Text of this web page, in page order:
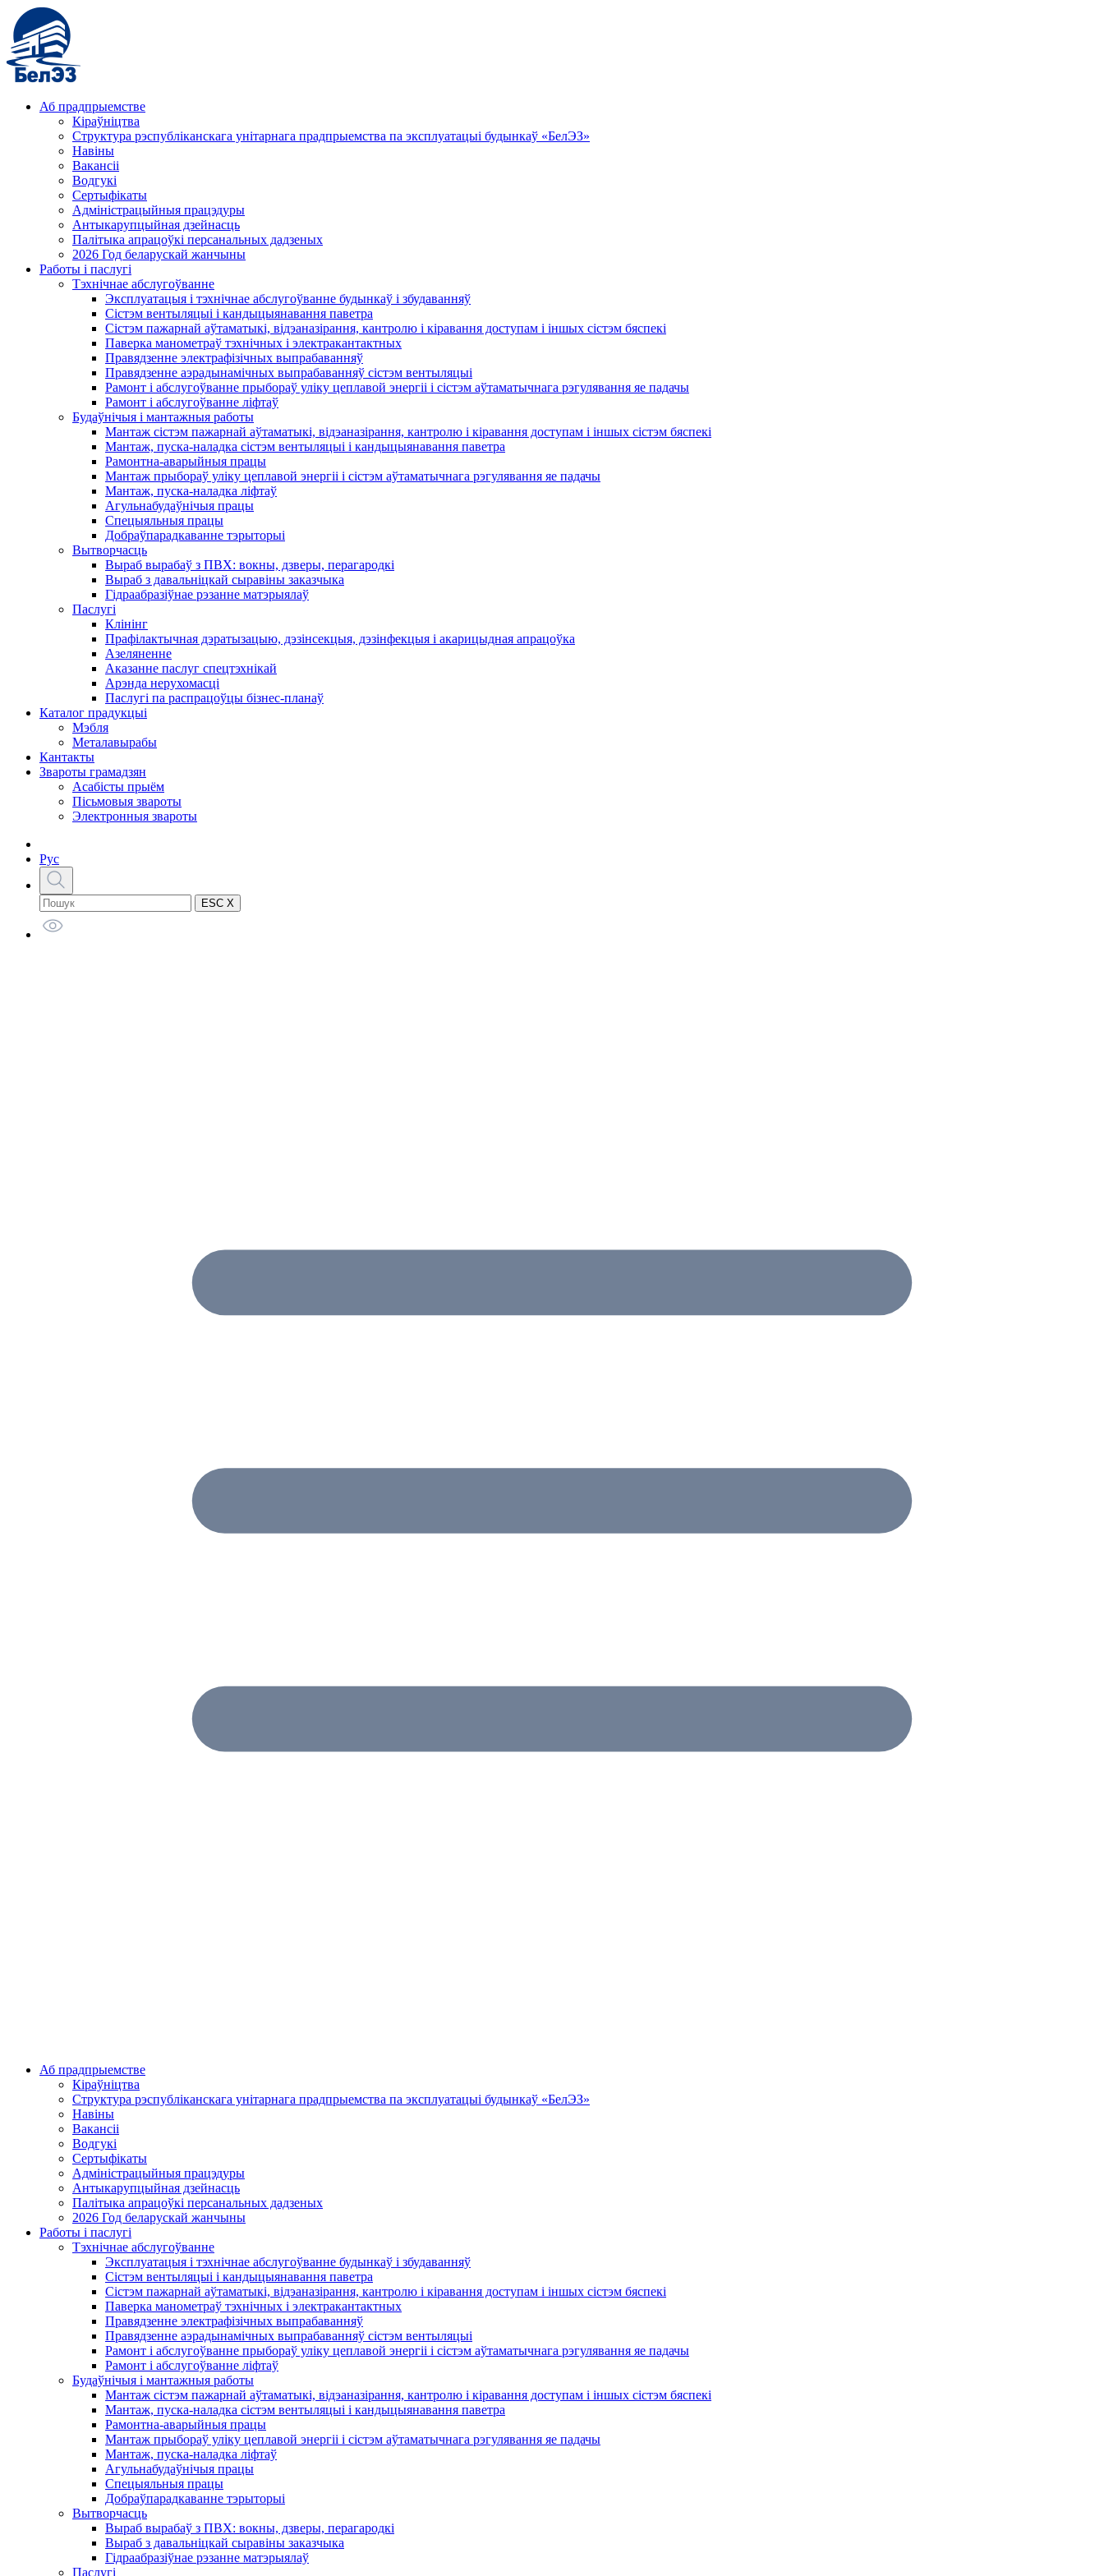
Аб прадпрыемстве
Кіраўніцтва
Структура рэспубліканскага унітарнага прадпрыемства па эксплуатацыі будынкаў «БелЭЗ»
Навіны
Вакансіі
Водгукі
Сертыфікаты
Адміністрацыйныя працэдуры
Антыкарупцыйная дзейнасць
Палітыка апрацоўкі персанальных дадзеных
2026 Год беларускай жанчыны
Работы і паслугі
Тэхнічнае абслугоўванне
Эксплуатацыя і тэхнічнае абслугоўванне будынкаў і збудаванняў
Сістэм вентыляцыі і кандыцыянавання паветра
Сістэм пажарнай аўтаматыкі, відэаназірання, кантролю і кіравання доступам і іншых сістэм бяспекі
Паверка манометраў тэхнічных і электракантактных
Правядзенне электрафізічных выпрабаванняў
Правядзенне аэрадынамічных выпрабаванняў сістэм вентыляцыі
Рамонт і абслугоўванне прыбораў уліку цеплавой энергіі і сістэм аўтаматычнага рэгулявання яе падачы
Рамонт і абслугоўванне ліфтаў
Будаўнічыя і мантажныя работы
Мантаж сістэм пажарнай аўтаматыкі, відэаназірання, кантролю і кіравання доступам і іншых сістэм бяспекі
Мантаж, пуска-наладка сістэм вентыляцыі і кандыцыянавання паветра
Рамонтна-аварыйныя працы
Мантаж прыбораў уліку цеплавой энергіі і сістэм аўтаматычнага рэгулявання яе падачы
Мантаж, пуска-наладка ліфтаў
Агульнабудаўнічыя працы
Спецыяльныя працы
Добраўпарадкаванне тэрыторыі
Вытворчасць
Выраб вырабаў з ПВХ: вокны, дзверы, перагародкі
Выраб з давальніцкай сыравіны заказчыка
Гідраабразіўнае рэзанне матэрыялаў
Паслугі
Клінінг
Прафілактычная дэратызацыю, дэзiнсекцыя, дэзінфекцыя і акарицыдная апрацоўка
Азеляненне
Аказанне паслуг спецтэхнікай
Арэнда нерухомасці
Паслугі па распрацоўцы бізнес-планаў
Каталог прадукцыі
Мэбля
Металавырабы
Кантакты
Звароты грамадзян
Асабісты прыём
Пісьмовыя звароты
Электронныя звароты
Рус
ESC X
Аб прадпрыемстве
Кіраўніцтва
Структура рэспубліканскага унітарнага прадпрыемства па эксплуатацыі будынкаў «БелЭЗ»
Навіны
Вакансіі
Водгукі
Сертыфікаты
Адміністрацыйныя працэдуры
Антыкарупцыйная дзейнасць
Палітыка апрацоўкі персанальных дадзеных
2026 Год беларускай жанчыны
Работы і паслугі
Тэхнічнае абслугоўванне
Эксплуатацыя і тэхнічнае абслугоўванне будынкаў і збудаванняў
Сістэм вентыляцыі і кандыцыянавання паветра
Сістэм пажарнай аўтаматыкі, відэаназірання, кантролю і кіравання доступам і іншых сістэм бяспекі
Паверка манометраў тэхнічных і электракантактных
Правядзенне электрафізічных выпрабаванняў
Правядзенне аэрадынамічных выпрабаванняў сістэм вентыляцыі
Рамонт і абслугоўванне прыбораў уліку цеплавой энергіі і сістэм аўтаматычнага рэгулявання яе падачы
Рамонт і абслугоўванне ліфтаў
Будаўнічыя і мантажныя работы
Мантаж сістэм пажарнай аўтаматыкі, відэаназірання, кантролю і кіравання доступам і іншых сістэм бяспекі
Мантаж, пуска-наладка сістэм вентыляцыі і кандыцыянавання паветра
Рамонтна-аварыйныя працы
Мантаж прыбораў уліку цеплавой энергіі і сістэм аўтаматычнага рэгулявання яе падачы
Мантаж, пуска-наладка ліфтаў
Агульнабудаўнічыя працы
Спецыяльныя працы
Добраўпарадкаванне тэрыторыі
Вытворчасць
Выраб вырабаў з ПВХ: вокны, дзверы, перагародкі
Выраб з давальніцкай сыравіны заказчыка
Гідраабразіўнае рэзанне матэрыялаў
Паслугі